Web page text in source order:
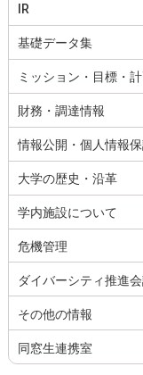
IR
基礎データ集
ミッション・目標・
財務・調達情報
情報公開・個人情報
大学の歴史・沿革
学内施設について
危機管理
ダイバーシティ推進
その他の情報
同窓生連携室